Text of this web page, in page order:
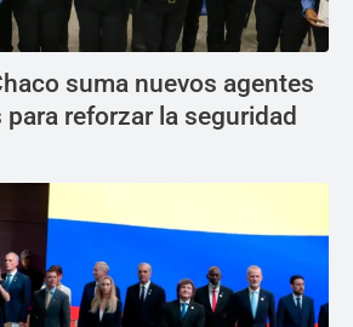
suma nuevos agentes
reforzar la seguridad